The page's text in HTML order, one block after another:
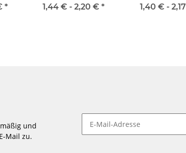
*
1,44 € - 2,20 € *
1,40 € -
und
Mail zu.